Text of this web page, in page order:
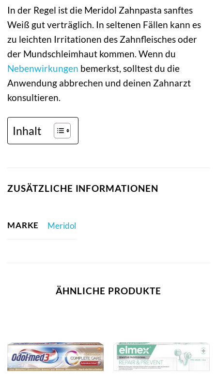
In der Regel ist die Meridol Zahnpasta sanftes
Weiß gut verträglich. In seltenen Fällen kann es
zu leichten Irritationen des Zahnfleisches oder
der Mundschleimhaut kommen. Wenn du
Nebenwirkungen bemerkst, solltest du die
Anwendung abbrechen und deinen Zahnarzt
konsultieren.
Inhalt
ZUSÄTZLICHE INFORMATIONEN
MARKE Meridol
ÄHNLICHE PRODUKTE